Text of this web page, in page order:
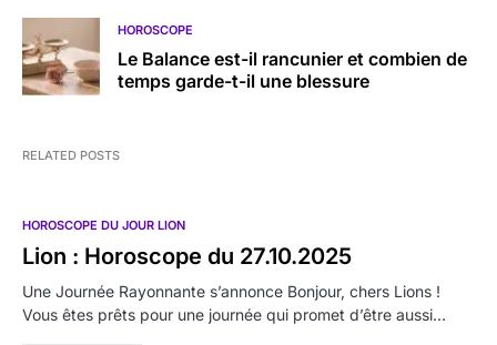
HOROSCOPE
Le Balance est-il rancunier et combien de
temps garde-t-il une blessure
RELATED POSTS
HOROSCOPE DU JOUR LION
Lion : Horoscope du 27.10.2025
Une Journée Rayonnante s’annonce Bonjour, chers Lions !
Vous êtes prêts pour une journée qui promet d’être aussi…